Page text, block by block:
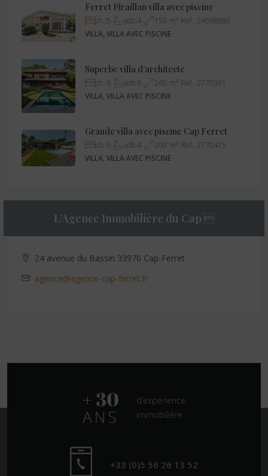
Ferret Piraillan villa avec piscine
ch.:5 sdb:4 150 m² Ref.: 24598880
VILLA, VILLA AVEC PISCINE
Superbe villa d’architecte
ch.:6 sdb:6 260 m² Ref.: 2770361
VILLA, VILLA AVEC PISCINE
Grande villa avec piscine Cap Ferret
ch.:6 sdb:4 200 m² Ref.: 2770415
VILLA, VILLA AVEC PISCINE
L’Agence Immobilière du Cap 
24 avenue du Bassin 33970 Cap-Ferret
agence@agence-cap-ferret.fr
d’expérience
immobilière
+33 (0)5 56 26 13 52